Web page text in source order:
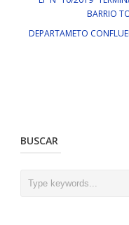
BARRIO
DEPARTAMETO
BUSCAR